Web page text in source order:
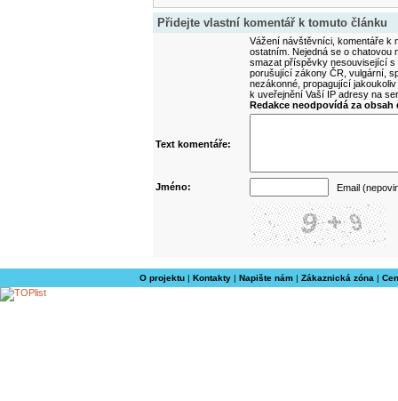
Přidejte vlastní komentář k tomuto článku
Vážení návštěvníci, komentáře k
ostatním. Nejedná se o
smazat příspěvky nesouvisející
porušující zákony ČR, vulgární,
nezákonné, propagující
k uveřejnění Vaší IP adresy na
Redakce neodpovídá za
Text komentáře:
Jméno: Email
O projektu| Kontakty| Napište nám| Zákaznická zóna |